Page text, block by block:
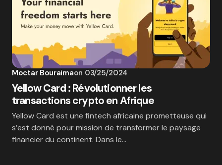
Moctar Bouraimaon 03/25/2024
Yellow Card : Révolutionner les
transactions crypto en Afrique
Yellow Card est une fintech africaine prometteuse qui
s’est donné pour mission de transformer le paysage
financier du continent. Dans le…